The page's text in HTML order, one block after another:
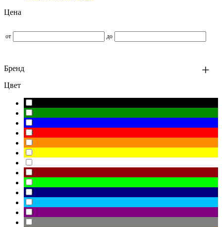
Цена
от до
Бренд
Цвет